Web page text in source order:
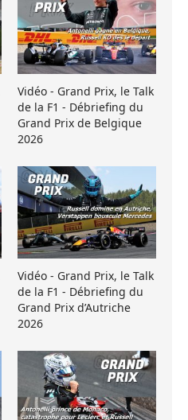
Vidéo - Grand Prix, le Talk
de la F1 - Débriefing du
Grand Prix de Belgique
2026
Vidéo - Grand Prix, le Talk
de la F1 - Débriefing du
Grand Prix d’Autriche
2026